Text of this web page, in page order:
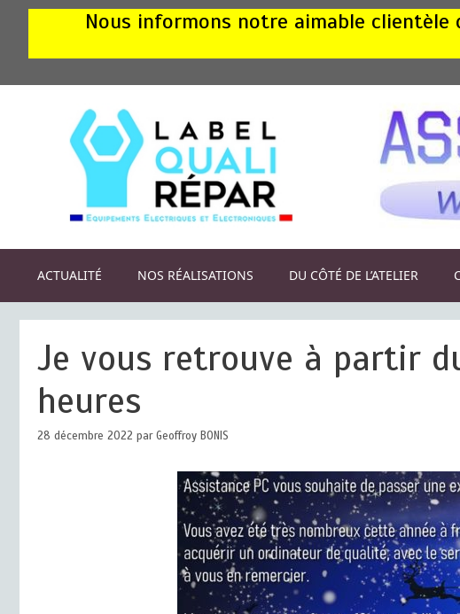
Nous informons notre aimable clientèle
ACTUALITÉ NOS RÉALISATIONS DU CÔTÉ DE L’ATELIER
Je vous retrouve à partir
heures
28 décembre 2022 parGeoffroy BONIS